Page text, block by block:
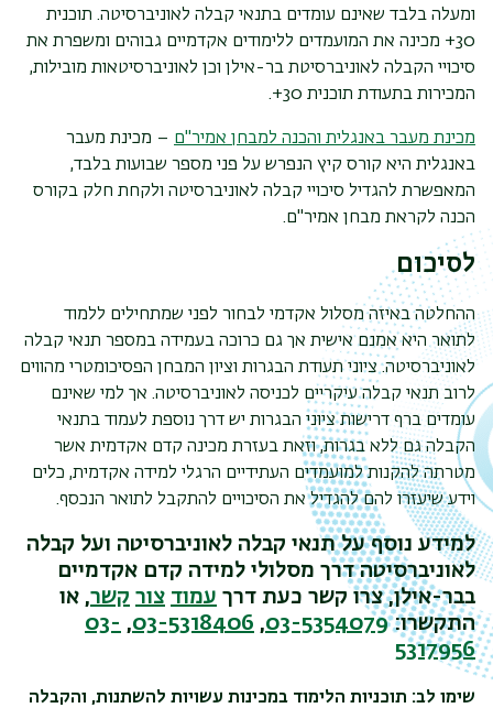
ומעלה בלבד שאינם עומדים בתנאי קבלה לאוניברסיטה. תוכנית
30+ מכינה את המועמדים ללימודים אקדמיים גבוהים ומשפרת את
סיכויי הקבלה לאוניברסיטת בר-אילן וכן לאוניברסיטאות מובילות,
המכירות בתעודת תוכנית 30+.
מכינת מעבר באנגלית והכנה למבחן אמיר"ם – מכינת מעבר
באנגלית היא קורס קיץ הנפרש על פני מספר שבועות בלבד,
המאפשרת להגדיל סיכויי קבלה לאוניברסיטה ולקחת חלק בקורס
הכנה לקראת מבחן אמיר"ם.
לסיכום
ההחלטה באיזה מסלול אקדמי לבחור לפני שמתחילים ללמוד
לתואר היא אמנם אישית אך גם כרוכה בעמידה במספר תנאי קבלה
לאוניברסיטה. ציוני תעודת הבגרות וציון המבחן הפסיכומטרי מהווים
לרוב תנאי קבלה עיקריים לכניסה לאוניברסיטה. אך למי שאינם
עומדים ברף דרישות ציוני הבגרות יש דרך נוספת לעמוד בתנאי
הקבלה גם ללא בגרות, וזאת בעזרת מכינה קדם אקדמית אשר
מטרתה להקנות למועמדים העתידיים הרגלי למידה אקדמית, כלים
וידע שיעזרו להם להגדיל את הסיכויים להתקבל לתואר הנכסף.
למידע נוסף על תנאי קבלה לאוניברסיטה ועל קבלה
לאוניברסיטה דרך מסלולי למידה קדם אקדמיים
בבר-אילן, צרו קשר כעת דרך עמוד צור קשר, או
התקשרו:03-5354079
,
03-5318406
,
03-
5317956
שימו לב: תוכניות הלימוד במכינות עשויות להשתנות, והקבלה